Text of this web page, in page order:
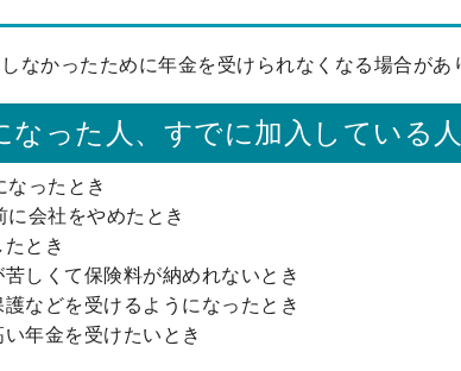
なかったために年金を受けられなくなる場合があ
なった人、すでに加入している
なったとき
に会社をやめたとき
とき
苦しくて保険料が納めれないとき
護などを受けるようになったとき
い年金を受けたいとき